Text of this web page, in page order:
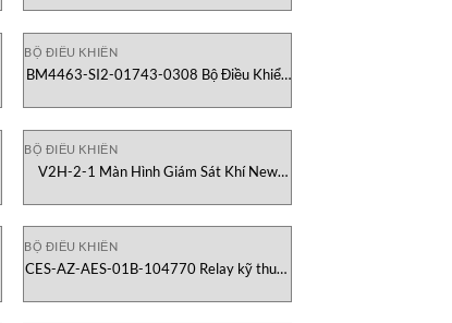
BỘ ĐIỀU KHIỂN
BM4463-SI2-01743-0308 Bộ Điều Khiển
BỘ ĐIỀU KHIỂN
V2H-2-1 Màn Hình Giám Sát Khí New
BỘ ĐIỀU KHIỂN
CES-AZ-AES-01B-104770 Relay kỹ thuật